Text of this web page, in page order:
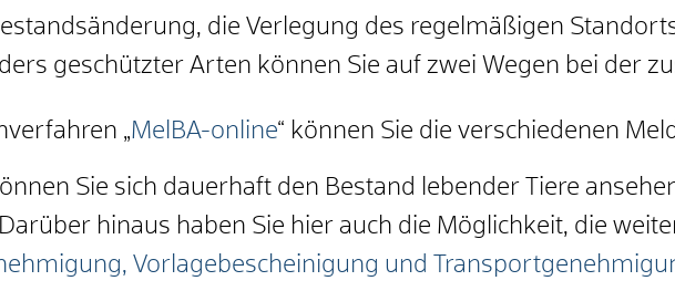
die Verlegung des regelmäßigen
geschützter Arten können Sie auf zwei Wegen bei der
„MelBA-online“ können Sie die verschiedenen
Sie sich dauerhaft den Bestand lebender Tiere
hinaus haben Sie hier auch die Möglichkeit, die
Vorlagebescheinigung und